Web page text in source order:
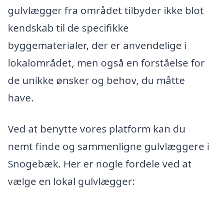
gulvlægger fra området tilbyder ikke blot
kendskab til de specifikke
byggematerialer, der er anvendelige i
lokalområdet, men også en forståelse for
de unikke ønsker og behov, du måtte
have.
Ved at benytte vores platform kan du
nemt finde og sammenligne gulvlæggere i
Snogebæk. Her er nogle fordele ved at
vælge en lokal gulvlægger: